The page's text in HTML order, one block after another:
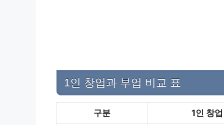
1인 창업과 부업 비교 표
구분 1인 창업